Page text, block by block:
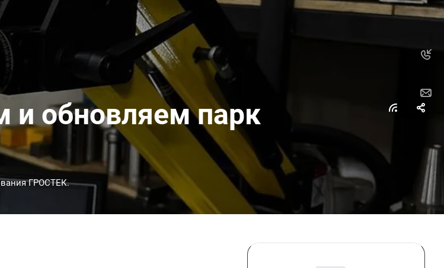
и обновляем парк
ГРОСТЕК.